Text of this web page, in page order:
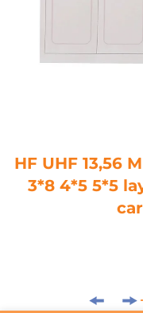
HF UHF 13,56
3*8 4*5 5*5